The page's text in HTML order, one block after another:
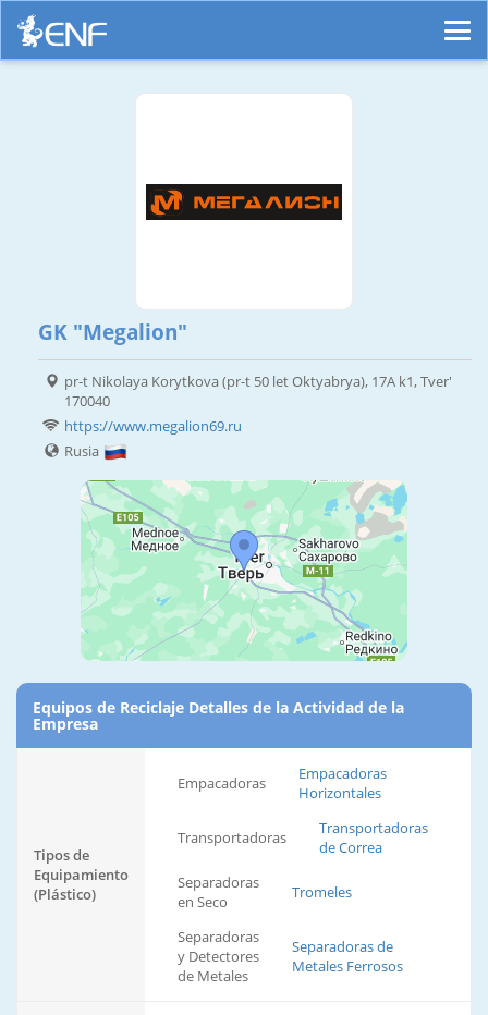
GK "Megalion"
pr-t Nikolaya Korytkova (pr-t 50 let Oktyabrya), 17A k1, Tver'
170040
https://www.megalion69.ru
Rusia
Equipos de Reciclaje Detalles de la Actividad de la
Empresa
Tipos de
Equipamiento
(Plástico)
Empacadoras
Empacadoras
Horizontales
Transportadoras
Transportadoras
de Correa
Separadoras
en Seco
Tromeles
Separadoras
y Detectores
de Metales
Separadoras de
Metales Ferrosos